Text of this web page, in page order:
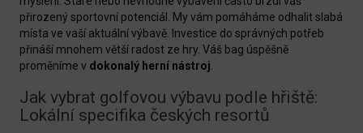
přirozený sportovní potenciál. My vám pomáháme odhalit slabá
místa ve vaší aktuální výbavě. Investice do správných potřeb
přináší mnohem větší radost ze hry. Váš bag úspěšně
proměníme v dokonalý herní nástroj.
Jak vybrat golfovou výbavu podle hřiště:
Lokální specifika českých resortů